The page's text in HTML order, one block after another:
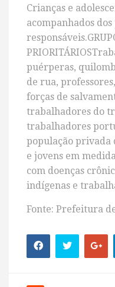
Crianças e
acompanhados dos
puérperas,
de rua,
forças de
trabalhadores do
trabalhadores
população privada
e jovens em
com doenças
indígenas e
Fonte: Prefeitura